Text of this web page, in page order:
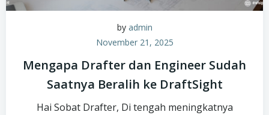
by admin
November 21, 2025
Mengapa Drafter dan Engineer Sudah
Saatnya Beralih ke DraftSight
Hai Sobat Drafter, Di tengah meningkatnya